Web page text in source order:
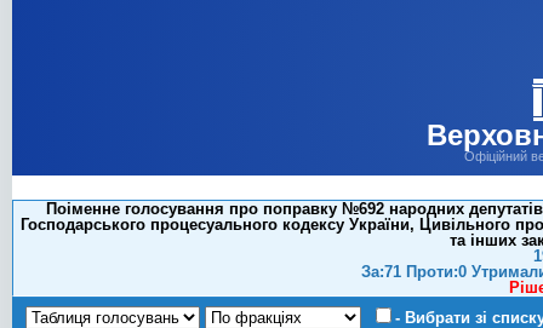
Офіційний
Поіменне голосування про поправку №692 народних
Господарського процесуального кодексу України, Цивільного
та інших
За:71 Проти:0
- Вибрати зі